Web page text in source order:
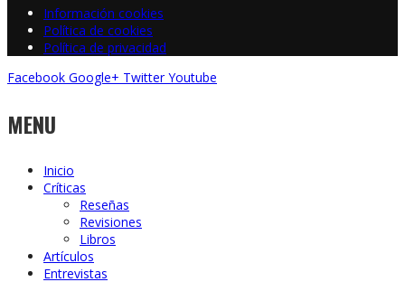
Información cookies
Política de cookies
Política de privacidad
Facebook Google+ Twitter Youtube
MENU
Inicio
Críticas
Reseñas
Revisiones
Libros
Artículos
Entrevistas